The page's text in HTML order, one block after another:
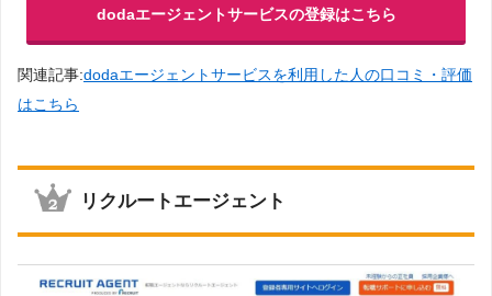
dodaエージェントサービスの登録はこちら
関連記事:dodaエージェントサービスを利用した人の口コミ・評価
はこちら
リクルートエージェント